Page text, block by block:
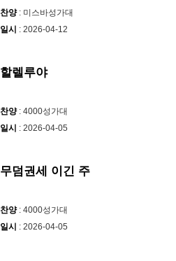
찬양: 미스바성가대
일시 : 2026-04-12
할렐루야
찬양: 4000성가대
일시 : 2026-04-05
무덤권세 이긴 주
찬양: 4000성가대
일시 : 2026-04-05